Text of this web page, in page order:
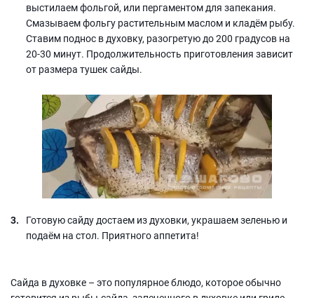
выстилаем фольгой, или пергаментом для запекания.
Смазываем фольгу растительным маслом и кладём рыбу.
Ставим поднос в духовку, разогретую до 200 градусов на
20-30 минут. Продолжительность приготовления зависит
от размера тушек сайды.
Готовую сайду достаем из духовки, украшаем зеленью и
подаём на стол. Приятного аппетита!
Сайда в духовке – это популярное блюдо, которое обычно